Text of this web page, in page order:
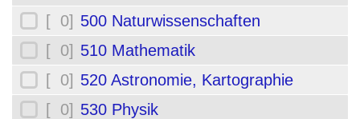
[ 0] 500 Naturwissenschaften
[ 0] 510 Mathematik
[ 0] 520 Astronomie, Kartographie
[ 0] 530 Physik